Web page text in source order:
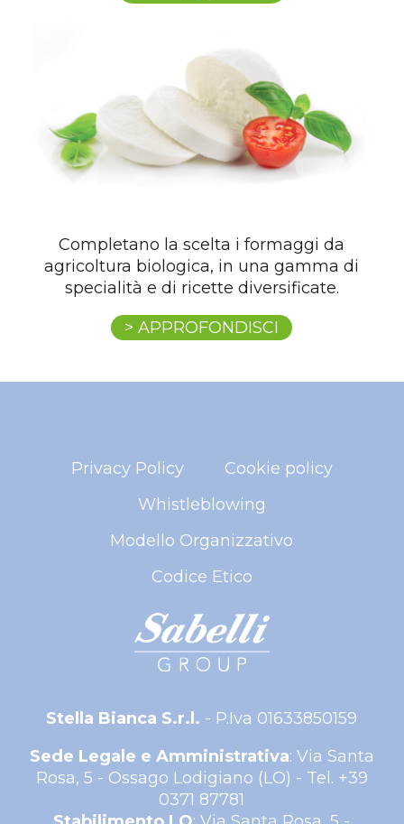
Completano la scelta i formaggi da
agricoltura biologica, in una gamma di
specialità e di ricette diversificate.
> APPROFONDISCI
Privacy Policy
Cookie policy
Whistleblowing
Modello Organizzativo
Codice Etico
Stella Bianca S.r.l. - P.Iva 01633850159
Sede Legale e Amministrativa: Via Santa
Rosa, 5 - Ossago Lodigiano (LO) - Tel. +39
0371 87781